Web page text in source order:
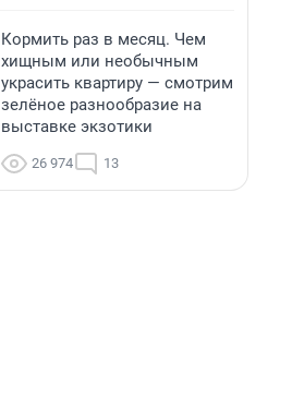
Кормить раз в месяц. Чем
хищным или необычным
украсить квартиру — смотрим
зелёное разнообразие на
выставке экзотики
26 974 13